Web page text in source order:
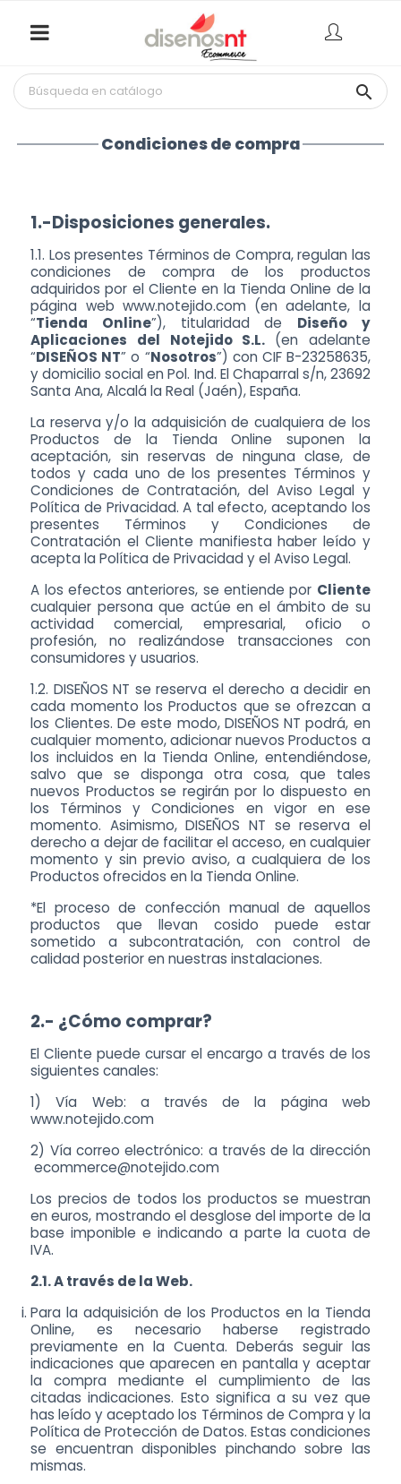

Condiciones de compra
1.-Disposiciones generales.
1.1. Los presentes Términos de Compra, regulan las
condiciones de compra de los productos
adquiridos por el Cliente en la Tienda Online de la
página web www.notejido.com (en adelante, la
“Tienda Online”), titularidad de Diseño y
Aplicaciones del Notejido S.L. (en adelante
“DISEÑOS NT” o “Nosotros”) con CIF B-23258635,
y domicilio social en Pol. Ind. El Chaparral s/n, 23692
Santa Ana, Alcalá la Real (Jaén), España.
La reserva y/o la adquisición de cualquiera de los
Productos de la Tienda Online suponen la
aceptación, sin reservas de ninguna clase, de
todos y cada uno de los presentes Términos y
Condiciones de Contratación, del Aviso Legal y
Política de Privacidad. A tal efecto, aceptando los
presentes Términos y Condiciones de
Contratación el Cliente manifiesta haber leído y
acepta laPolítica de Privacidad y elAviso Legal.
A los efectos anteriores, se entiende por Cliente
cualquier persona que actúe en el ámbito de su
actividad comercial, empresarial, oficio o
profesión, no realizándose transacciones con
consumidores y usuarios.
1.2. DISEÑOS NT se reserva el derecho a decidir en
cada momento los Productos que se ofrezcan a
los Clientes. De este modo, DISEÑOS NT podrá, en
cualquier momento, adicionar nuevos Productos a
los incluidos en la Tienda Online, entendiéndose,
salvo que se disponga otra cosa, que tales
nuevos Productos se regirán por lo dispuesto en
los Términos y Condiciones en vigor en ese
momento. Asimismo, DISEÑOS NT se reserva el
derecho a dejar de facilitar el acceso, en cualquier
momento y sin previo aviso, a cualquiera de los
Productos ofrecidos en la Tienda Online.
*El proceso de confección manual de aquellos
productos que llevan cosido puede estar
sometido a subcontratación, con control de
calidad posterior en nuestras instalaciones.
2.- ¿Cómo comprar?
El Cliente puede cursar el encargo a través de los
siguientes canales:
1) Vía Web: a través de la página web
www.notejido.com
2) Vía correo electrónico: a través de la dirección
ecommerce@notejido.com
Los precios de todos los productos se muestran
en euros, mostrando el desglose del importe de la
base imponible e indicando a parte la cuota de
IVA.
2.1. A través de la Web.
Para la adquisición de los Productos en la Tienda
Online, es necesario haberse registrado
previamente en la Cuenta. Deberás seguir las
indicaciones que aparecen en pantalla y aceptar
la compra mediante el cumplimiento de las
citadas indicaciones. Esto significa a su vez que
has leído y aceptado los Términos de Compra y la
Política de Protección de Datos. Estas condiciones
se encuentran disponibles pinchando sobre las
mismas.